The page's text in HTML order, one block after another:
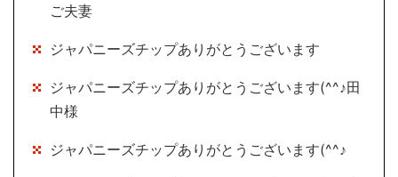
ご夫妻
ジャパニーズチップありがとうございます
ジャパニーズチップありがとうございます(^^♪田
中様
ジャパニーズチップありがとうございます(^^♪